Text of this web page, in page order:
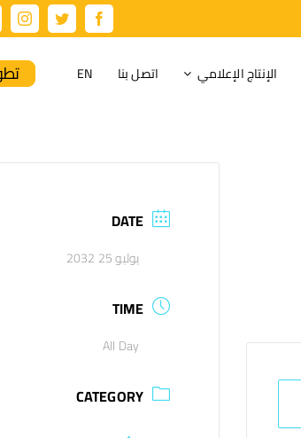
الإنتاج الإعلامي اتصل بنا EN
DATE
يوليو 25 2032
TIME
All Day
CATEGORY